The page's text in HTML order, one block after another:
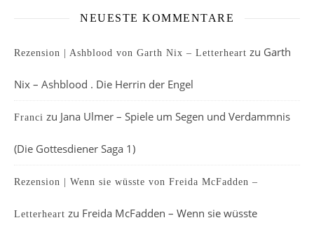
NEUESTE KOMMENTARE
Rezension | Ashblood von Garth Nix – Letterheart zu Garth
Nix – Ashblood . Die Herrin der Engel
Franci zu Jana Ulmer – Spiele um Segen und Verdammnis
(Die Gottesdiener Saga 1)
Rezension | Wenn sie wüsste von Freida McFadden –
Letterheart zu Freida McFadden – Wenn sie wüsste